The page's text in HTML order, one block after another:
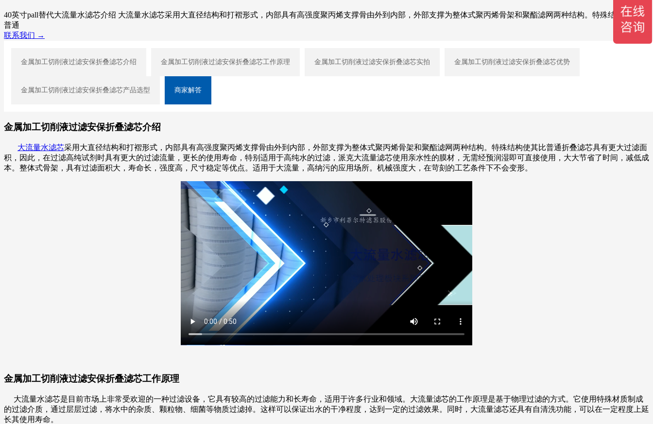
40英寸pall替代大流量水滤芯介绍 大流量水滤芯采用大直径结构和打褶形式，内部具有高强度聚丙烯支撑骨由外到内部，外部支撑为整体式聚丙烯骨架和聚酯滤网两种结构。特殊结构使其比
普通
联系我们 →
金属加工切削液过滤安保折叠滤芯介绍 金属加工切削液过滤安保折叠滤芯工作原理 金属加工切削液过滤安保折叠滤芯实拍 金属加工切削液过滤安保折叠滤芯优势
金属加工切削液过滤安保折叠滤芯产品选型 商家解答
金属加工切削液过滤安保折叠滤芯介绍
大流量水滤芯采用大直径结构和打褶形式，内部具有高强度聚丙烯支撑骨由外到内部，外部支撑为整体式聚丙烯骨架和聚酯滤网两种结构。特殊结构使其比普通折叠滤芯具有更大过滤面
积，因此，在过滤高纯试剂时具有更大的过滤流量，更长的使用寿命，特别适用于高纯水的过滤，派克大流量滤芯使用亲水性的膜材，无需经预润湿即可直接使用，大大节省了时间，减低成
本。整体式骨架，具有过滤面积大，寿命长，强度高，尺寸稳定等优点。适用于大流量，高纳污的应用场所。机械强度大，在苛刻的工艺条件下不会变形。
金属加工切削液过滤安保折叠滤芯工作原理
大流量水滤芯是目前市场上非常受欢迎的一种过滤设备，它具有较高的过滤能力和长寿命，适用于许多行业和领域。大流量滤芯的工作原理是基于物理过滤的方式。它使用特殊材质制成
的过滤介质，通过层层过滤，将水中的杂质、颗粒物、细菌等物质过滤掉。这样可以保证出水的干净程度，达到一定的过滤效果。同时，大流量滤芯还具有自清洗功能，可以在一定程度上延
长其使用寿命。